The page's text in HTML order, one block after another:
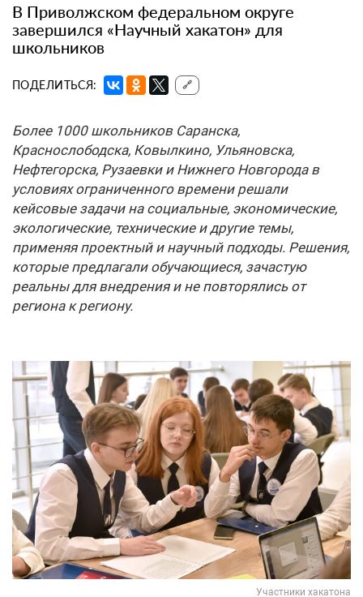
В Приволжском федеральном округе
завершился «Научный хакатон» для
школьников
ПОДЕЛИТЬСЯ: 🔗
Более 1000 школьников Саранска,
Краснослободска, Ковылкино, Ульяновска,
Нефтегорска, Рузаевки и Нижнего Новгорода в
условиях ограниченного времени решали
кейсовые задачи на социальные, экономические,
экологические, технические и другие темы,
применяя проектный и научный подходы. Решения,
которые предлагали обучающиеся, зачастую
реальны для внедрения и не повторялись от
региона к региону.
Участники хакатона